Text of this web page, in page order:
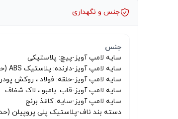
جنس و نگهداری
جنس
سایه لامپ آویز-پیچ: پلاستیکی
سایه لامپ آویز-دارنده: پلاستیک ABS (حداقل 50 ٪ بازیافت)
سایه لامپ آویز-حلقه: فولاد ، روکش پودر
سایه لامپ آویز-قاب: بامبو ، لاک شفاف
سایه لامپ آویز-سایه: کاغذ برنج
دسته بند ناف-پلاستیک پلی پروپیلن (حداقل 50 ٪